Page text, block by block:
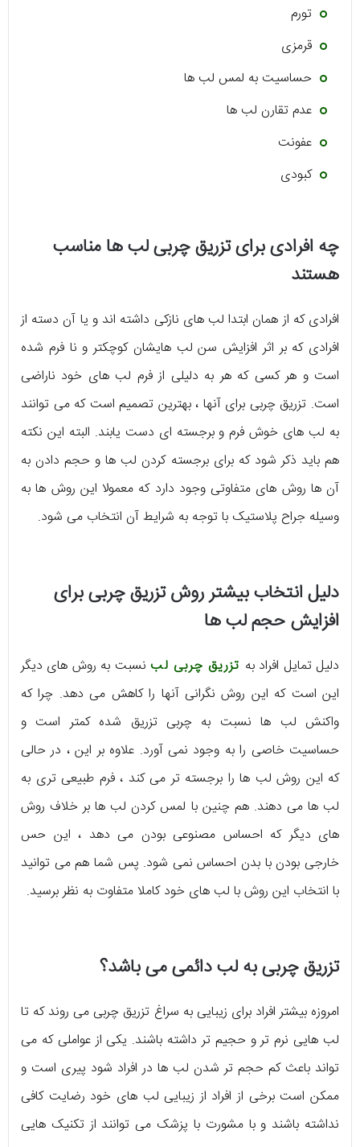
تورم
قرمزی
حساسیت به لمس لب ها
عدم تقارن لب ها
عفونت
کبودی
چه افرادی برای تزریق چربی لب ها مناسب
هستند
افرادی که از همان ابتدا لب های نازکی داشته اند و یا آن دسته از
افرادی که بر اثر افزایش سن لب هایشان کوچکتر و نا فرم شده
است و هر کسی که هر به دلیلی از فرم لب های خود ناراضی
است. تزریق چربی برای آنها ، بهترین تصمیم است که می توانند
به لب های خوش فرم و برجسته ای دست یابند. البته این نکته
هم باید ذکر شود که برای برجسته کردن لب ها و حجم دادن به
آن ها روش های متفاوتی وجود دارد که معمولا این روش ها به
وسیله جراح پلاستیک با توجه به شرایط آن انتخاب می شود.
دلیل انتخاب بیشتر روش تزریق چربی برای
افزایش حجم لب ها
دلیل تمایل افراد به تزریق چربی لب نسبت به روش های دیگر
این است که این روش نگرانی آنها را کاهش می دهد. چرا که
واکنش لب ها نسبت به چربی تزریق شده کمتر است و
حساسیت خاصی را به وجود نمی آورد. علاوه بر این ، در حالی
که این روش لب ها را برجسته تر می کند ، فرم طبیعی تری به
لب ها می دهند. هم چنین با لمس کردن لب ها بر خلاف روش
های دیگر که احساس مصنوعی بودن می دهد ، این حس
خارجی بودن با بدن احساس نمی شود. پس شما هم می توانید
با انتخاب این روش با لب های خود کاملا متفاوت به نظر برسید.
تزریق چربی به لب دائمی می باشد؟
امروزه بیشتر افراد برای زیبایی به سراغ تزریق چربی می روند که تا
لب هایی نرم تر و حجیم تر داشته باشند. یکی از عواملی که می
تواند باعث کم حجم تر شدن لب ها در افراد شود پیری است و
ممکن است برخی از افراد از زیبایی لب های خود رضایت کافی
نداشته باشند و با مشورت با پزشک می توانند از تکنیک هایی